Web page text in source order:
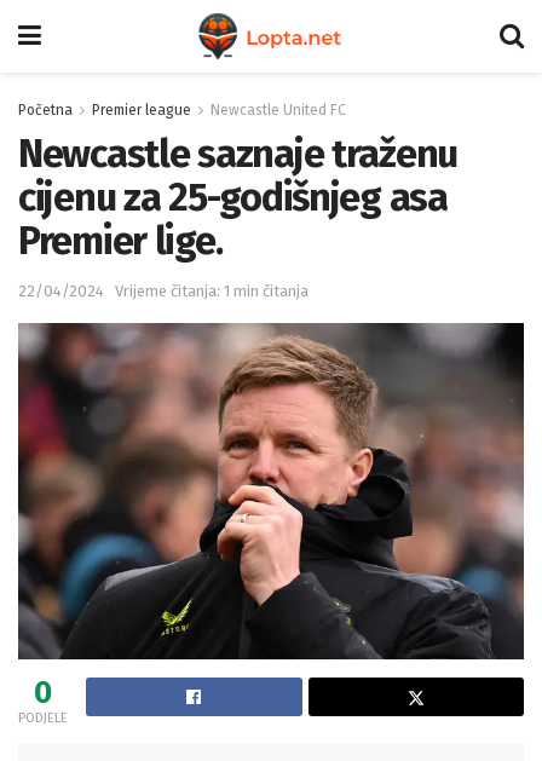
Početna Premier league Newcastle United FC
Newcastle saznaje traženu
cijenu za 25-godišnjeg asa
Premier lige.
22/04/2024 Vrijeme čitanja: 1 min čitanja
0
PODJELE